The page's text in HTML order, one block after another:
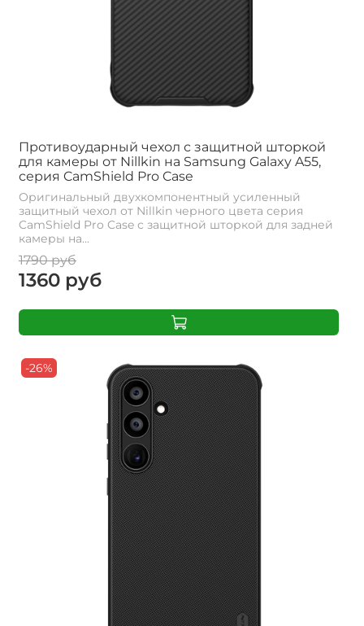
Противоударный чехол с защитной шторкой
для камеры от Nillkin на Samsung Galaxy A55,
серия CamShield Pro Case
Оригинальный двухкомпонентный усиленный
защитный чехол от Nillkin черного цвета серия
CamShield Pro Case с защитной шторкой для задней
камеры на...
1790 руб
1360 руб
-26%